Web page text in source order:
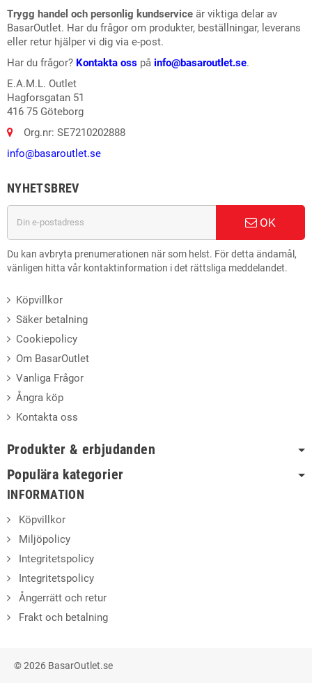
Trygg handel och personlig kundservice är viktiga delar av
BasarOutlet. Har du frågor om produkter, beställningar, leverans
eller retur hjälper vi dig via e-post.
Har du frågor? Kontakta oss på info@basaroutlet.se.
E.A.M.L. Outlet
Hagforsgatan 51
416 75 Göteborg
Org.nr: SE7210202888
info@basaroutlet.se
NYHETSBREV
OK
Du kan avbryta prenumerationen när som helst. För detta ändamål,
vänligen hitta vår kontaktinformation i det rättsliga meddelandet.
Köpvillkor
Säker betalning
Cookiepolicy
Om BasarOutlet
Vanliga Frågor
Ångra köp
Kontakta oss
Produkter & erbjudanden
Populära kategorier
INFORMATION
Köpvillkor
Miljöpolicy
Integritetspolicy
Integritetspolicy
Ångerrätt och retur
Frakt och betalning
© 2026 BasarOutlet.se